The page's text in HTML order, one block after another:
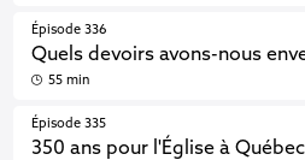
Épisode 336
Quels devoirs avons-nous
55 min
Épisode 335
350 ans pour l'Église à